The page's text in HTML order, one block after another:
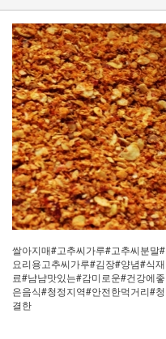
쌀아지매#고추씨가루#고추씨분말#
요리용고추씨가루#김장#양념#식재
료#냠냠맛있는#감미로운#건강에좋
은음식#청정지역#안전한먹거리#청
결한